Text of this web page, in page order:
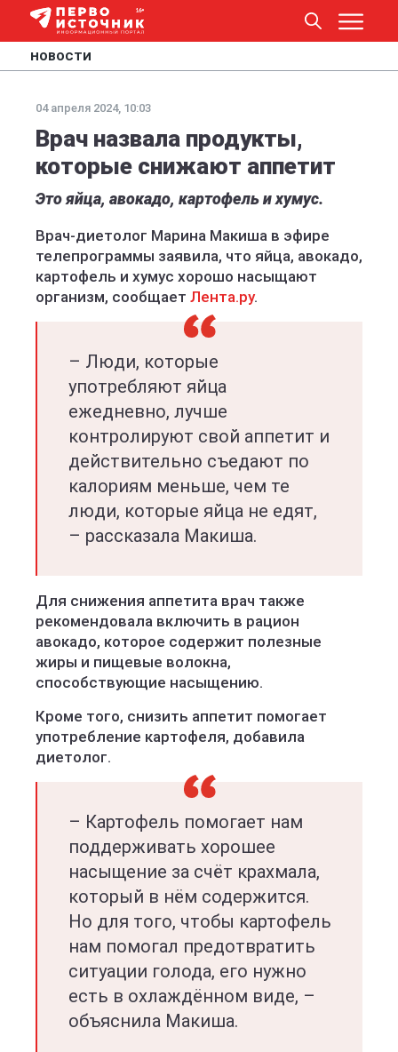
НОВОСТИ
04 апреля 2024, 10:03
Врач назвала продукты,
которые снижают аппетит
Это яйца, авокадо, картофель и хумус.
Врач-диетолог Марина Макиша в эфире
телепрограммы заявила, что яйца, авокадо,
картофель и хумус хорошо насыщают
организм, сообщает Лента.ру.
– Люди, которые
употребляют яйца
ежедневно, лучше
контролируют свой аппетит и
действительно съедают по
калориям меньше, чем те
люди, которые яйца не едят,
– рассказала Макиша.
Для снижения аппетита врач также
рекомендовала включить в рацион
авокадо, которое содержит полезные
жиры и пищевые волокна,
способствующие насыщению.
Кроме того, снизить аппетит помогает
употребление картофеля, добавила
диетолог.
– Картофель помогает нам
поддерживать хорошее
насыщение за счёт крахмала,
который в нём содержится.
Но для того, чтобы картофель
нам помогал предотвратить
ситуации голода, его нужно
есть в охлаждённом виде, –
объяснила Макиша.